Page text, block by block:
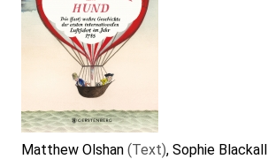
Matthew Olshan (Text), Sophie Blackall